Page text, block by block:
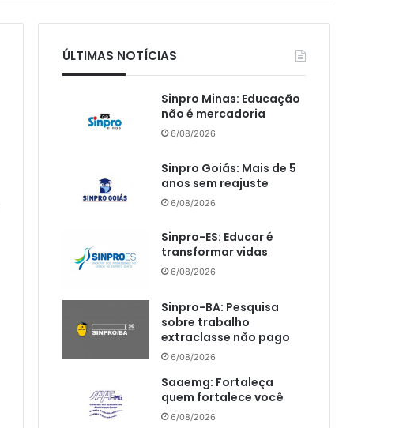
ÚLTIMAS NOTÍCIAS
Sinpro Minas: Educação
não é mercadoria
6/08/2026
Sinpro Goiás: Mais de 5
anos sem reajuste
6/08/2026
Sinpro-ES: Educar é
transformar vidas
6/08/2026
Sinpro-BA: Pesquisa
sobre trabalho
extraclasse não pago
6/08/2026
Saaemg: Fortaleça
quem fortalece você
6/08/2026